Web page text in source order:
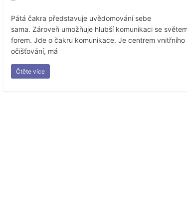
Pátá čakra představuje uvědomování sebe
sama. Zároveň umožňuje hlubší komunikaci se světem
forem. Jde o čakru komunikace. Je centrem vnitřního
očišťování, má
Čtěte více